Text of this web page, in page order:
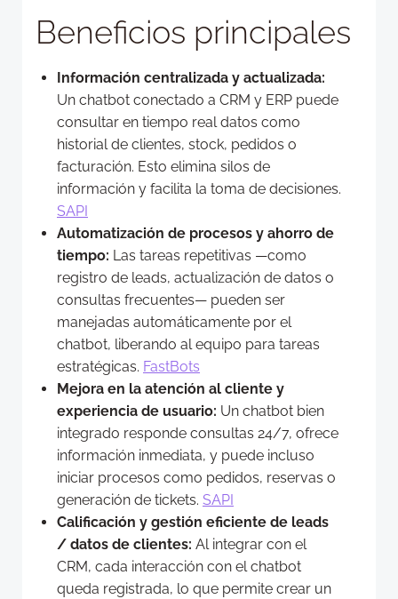
Beneficios principales
Información centralizada y actualizada:
Un chatbot conectado a CRM y ERP puede
consultar en tiempo real datos como
historial de clientes, stock, pedidos o
facturación. Esto elimina silos de
información y facilita la toma de decisiones.
SAPI
Automatización de procesos y ahorro de
tiempo: Las tareas repetitivas —como
registro de leads, actualización de datos o
consultas frecuentes— pueden ser
manejadas automáticamente por el
chatbot, liberando al equipo para tareas
estratégicas. FastBots
Mejora en la atención al cliente y
experiencia de usuario: Un chatbot bien
integrado responde consultas 24/7, ofrece
información inmediata, y puede incluso
iniciar procesos como pedidos, reservas o
generación de tickets. SAPI
Calificación y gestión eficiente de leads
/ datos de clientes: Al integrar con el
CRM, cada interacción con el chatbot
queda registrada, lo que permite crear un